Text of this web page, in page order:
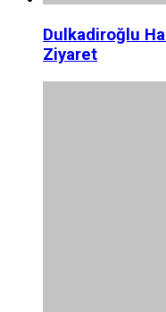
Dulkadiroğlu
Ziyaret